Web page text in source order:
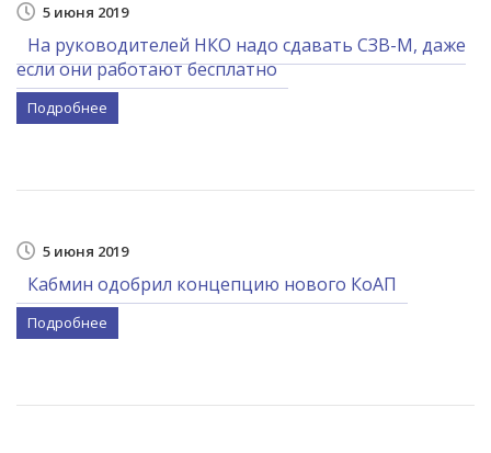
5 июня 2019
На руководителей НКО надо сдавать СЗВ-М, даже
если они работают бесплатно
Подробнее
5 июня 2019
Кабмин одобрил концепцию нового КоАП
Подробнее